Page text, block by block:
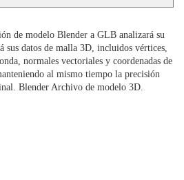
de modelo Blender a GLB analizará su
sus datos de malla 3D, incluidos vértices,
normales vectoriales y coordenadas de
al mismo tiempo la precisión
Blender Archivo de modelo 3D.